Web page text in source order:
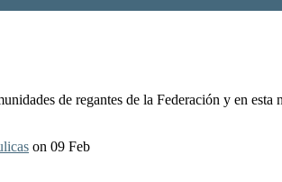
de regantes de la Federación y en
on 09 Feb